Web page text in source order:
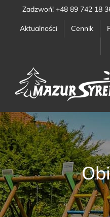
PrzejdźZadzwoń! +48 89 742 18
Aktualności Cennik